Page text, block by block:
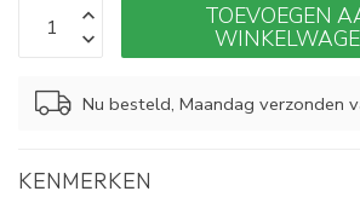
TOEVOEGEN
Nu besteld, Maandag verzonden
KENMERKEN